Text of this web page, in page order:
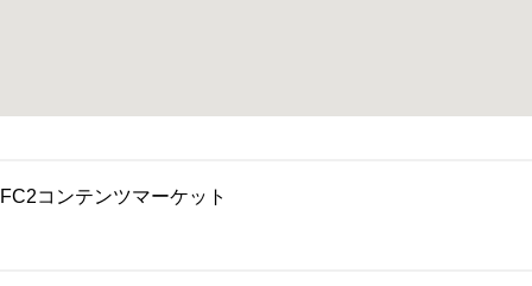
FC2コンテンツマーケット